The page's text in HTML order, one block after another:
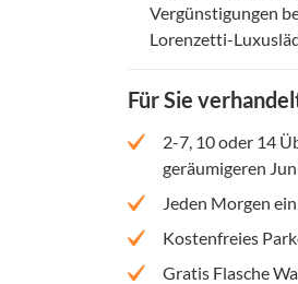
Vergünstigungen
Lorenzetti-
Für Sie
2-7, 10 oder 14
geräumigeren
Jeden Morgen
Kostenfreies
Gratis Flasche